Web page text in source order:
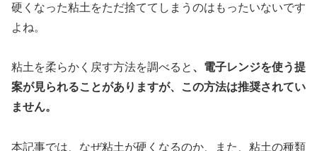
硬くなった粘土をただ捨ててしまうのはもったいないです
よね。
粘土を柔らかく戻す方法を調べると 、電子レンジを使う提
案が見られることがありますが、この方法は推奨されてい
ません。
本記事では、なぜ粘土が硬くなるのか、また、粘土の種類